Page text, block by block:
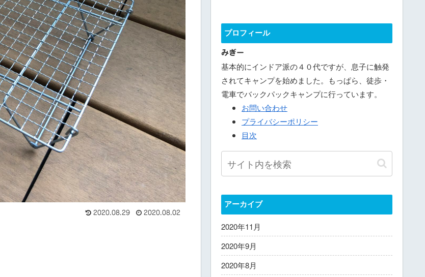
2020.08.29 2020.08.02
プロフィール
みぎー
基本的にインドア派の４０代ですが、息子に触発
されてキャンプを始めました。もっぱら、徒歩・
電車でバックパックキャンプに行っています。
お問い合わせ
プライバシーポリシー
目次
アーカイブ
2020年11月
2020年9月
2020年8月